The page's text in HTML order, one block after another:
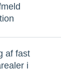
af fast
i